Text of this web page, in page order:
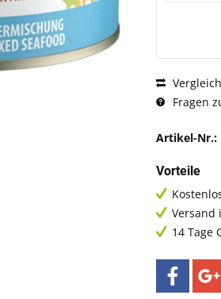
Fragen
Artikel-Nr.:
Vorteile
Versand
14 Tage